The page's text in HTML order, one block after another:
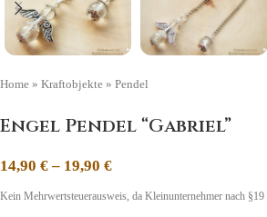
Home » Kraftobjekte » Pendel
Engel Pendel “Gabriel”
14,90 €– 19,90 €
Kein Mehrwertsteuerausweis, da Kleinunternehmer nach